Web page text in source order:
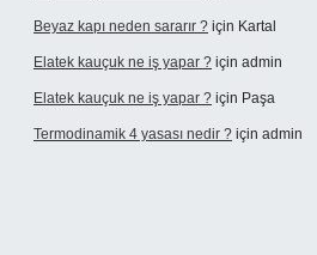
Beyaz kapı neden sararır ? için Kartal
Elatek kauçuk ne iş yapar ? için admin
Elatek kauçuk ne iş yapar ? için Paşa
Termodinamik 4 yasası nedir ? için admin